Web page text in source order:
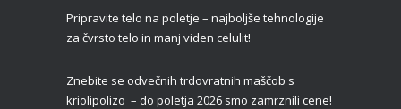
Pripravite telo na poletje – najboljše tehnologije
za čvrsto telo in manj viden celulit!
Znebite se odvečnih trdovratnih maščob s
kriolipolizo – do poletja 2026 smo zamrznili cene!